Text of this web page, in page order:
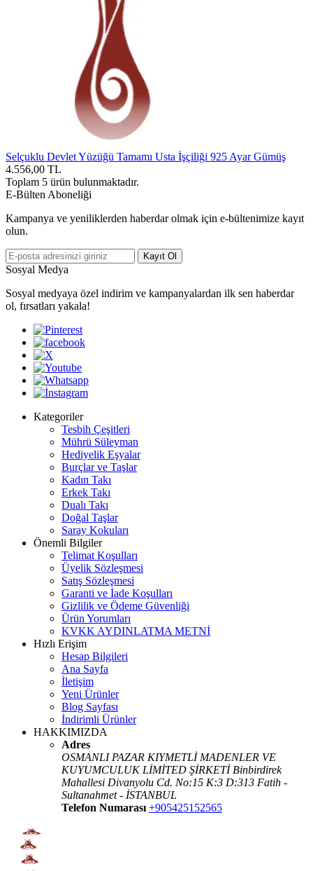
Selçuklu Devlet Yüzüğü Tamamı Usta İşçiliği 925 Ayar Gümüş
4.556,00 TL
Toplam 5 ürün bulunmaktadır.
E-Bülten Aboneliği
Kampanya ve yeniliklerden haberdar olmak için e-bültenimize kayıt
olun.
Kayıt Ol
Sosyal Medya
Sosyal medyaya özel indirim ve kampanyalardan ilk sen haberdar
ol, fırsatları yakala!
Kategoriler
Tesbih Çeşitleri
Mührü Süleyman
Hediyelik Eşyalar
Burçlar ve Taşlar
Kadın Takı
Erkek Takı
Dualı Takı
Doğal Taşlar
Saray Kokuları
Önemli Bilgiler
Telimat Koşulları
Üyelik Sözleşmesi
Satış Sözleşmesi
Garanti ve İade Koşulları
Gizlilik ve Ödeme Güvenliği
Ürün Yorumları
KVKK AYDINLATMA METNİ
Hızlı Erişim
Hesap Bilgileri
Ana Sayfa
İletişim
Yeni Ürünler
Blog Sayfası
İndirimli Ürünler
HAKKIMIZDA
Adres
OSMANLI PAZAR KIYMETLİ MADENLER VE
KUYUMCULUK LİMİTED ŞİRKETİ Binbirdirek
Mahallesi Divanyolu Cd. No:15 K:3 D:313 Fatih -
Sultanahmet - İSTANBUL
Telefon Numarası +905425152565